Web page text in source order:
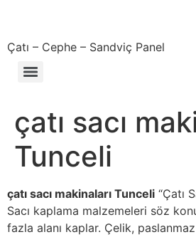
Çatı – Cephe – Sandviç Panel
çatı sacı
Tunceli
çatı sacı makinaları Tunceli “Çatı
Sacı kaplama malzemeleri söz
fazla alanı kaplar. Çelik,